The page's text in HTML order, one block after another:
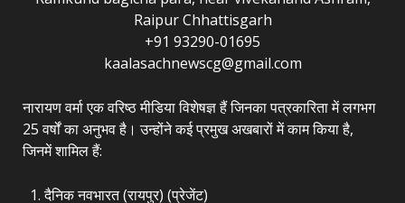
Raipur Chhattisgarh
+91 93290-01695
kaalasachnewscg@gmail.com
नारायण वर्मा एक वरिष्ठ मीडिया विशेषज्ञ हैं जिनका पत्रकारिता में लगभग
25 वर्षों का अनुभव है। उन्होंने कई प्रमुख अखबारों में काम किया है,
जिनमें शामिल हैं:
दैनिक नवभारत (रायपुर) (प्रेजेंट)